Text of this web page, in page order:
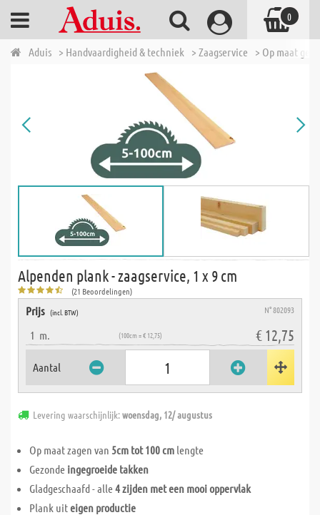
Aduis > Handvaardigheid & techniek > Zaagservice > Op maat
Alpenden plank - zaagservice, 1 x 9 cm
(21 Beoordelingen)
Prijs (incl. BTW) N° 802093
1 m. (100cm = € 12,75) € 12,75
Aantal
Levering waarschijnlijk:woensdag, 12/ augustus
Op maat zagen van 5cm tot 100 cm lengte
Gezonde ingegroeide takken
Gladgeschaafd - alle4 zijden met een mooi oppervlak
Plank uiteigen productie
0